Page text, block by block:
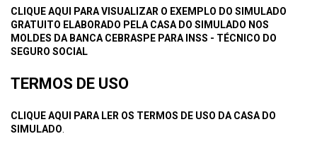
CLIQUE AQUI PARA VISUALIZAR O EXEMPLO DO SIMULADO
GRATUITO ELABORADO PELA CASA DO SIMULADO NOS
MOLDES DA BANCA CEBRASPE PARA INSS - TÉCNICO DO
SEGURO SOCIAL
TERMOS DE USO
CLIQUE AQUI PARA LER OS TERMOS DE USO DA CASA DO
SIMULADO